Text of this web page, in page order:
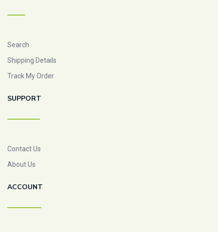
Search
Shipping Details
Track My Order
SUPPORT
Contact Us
About Us
ACCOUNT